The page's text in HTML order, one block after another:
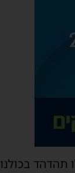
בכולנו